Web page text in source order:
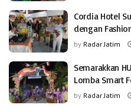
Cordia Hotel
dengan
by Radar Jatim
Semarakkan
Lomba Smart
by Radar Jatim